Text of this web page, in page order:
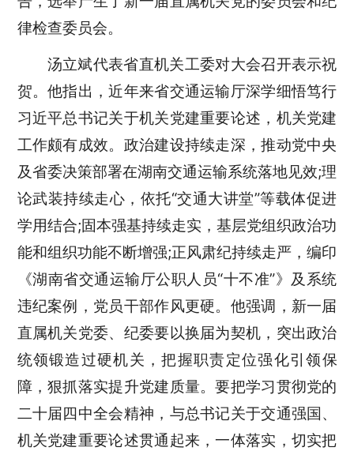
律检查委员会。
汤立斌代表省直机关工委对大会召开表示祝
贺。他指出，近年来省交通运输厅深学细悟笃行
习近平总书记关于机关党建重要论述，机关党建
工作颇有成效。政治建设持续走深，推动党中央
及省委决策部署在湖南交通运输系统落地见效;理
论武装持续走心，依托“交通大讲堂”等载体促进
学用结合;固本强基持续走实，基层党组织政治功
能和组织功能不断增强;正风肃纪持续走严，编印
《湖南省交通运输厅公职人员“十不准”》及系统
违纪案例，党员干部作风更硬。他强调，新一届
直属机关党委、纪委要以换届为契机，突出政治
统领锻造过硬机关，把握职责定位强化引领保
障，狠抓落实提升党建质量。要把学习贯彻党的
二十届四中全会精神，与总书记关于交通强国、
机关党建重要论述贯通起来，一体落实，切实把